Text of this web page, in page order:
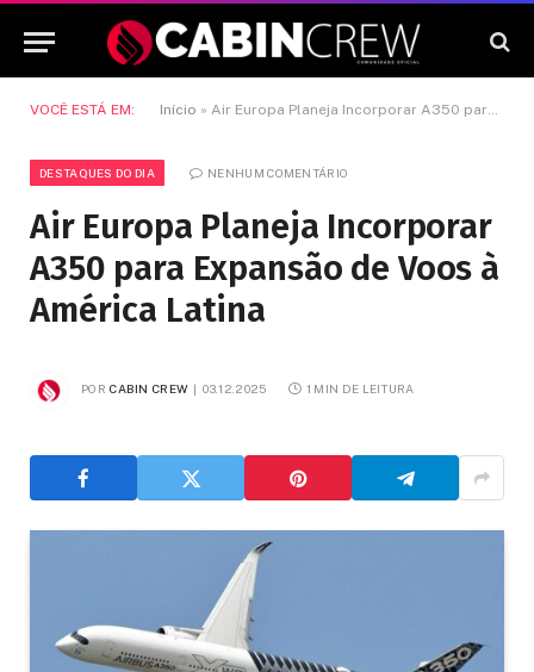
VOCÊ ESTÁ EM: Início » Air Europa Planeja Incorporar A350 para Expansão de Voos à América Latina
DESTAQUES DO DIA NENHUM COMENTÁRIO
Air Europa Planeja Incorporar
A350 para Expansão de Voos à
América Latina
POR CABIN CREW 03.12.2025 1 MIN DE LEITURA